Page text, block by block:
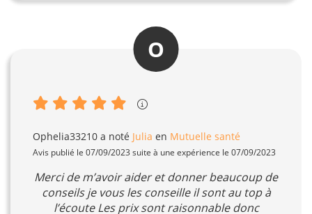
O
Ophelia33210 a noté Julia en Mutuelle santé
Avis publié le 07/09/2023 suite à une expérience le 07/09/2023
Merci de m’avoir aider et donner beaucoup de
conseils je vous les conseille il sont au top à
l’écoute Les prix sont raisonnable donc